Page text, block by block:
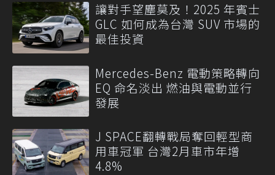
讓對手望塵莫及！2025 年賓士
GLC 如何成為台灣 SUV 市場的
最佳投資
Mercedes-Benz 電動策略轉向
EQ 命名淡出 燃油與電動並行
發展
J SPACE翻轉戰局奪回輕型商
用車冠軍 台灣2月車市年增
4.8%